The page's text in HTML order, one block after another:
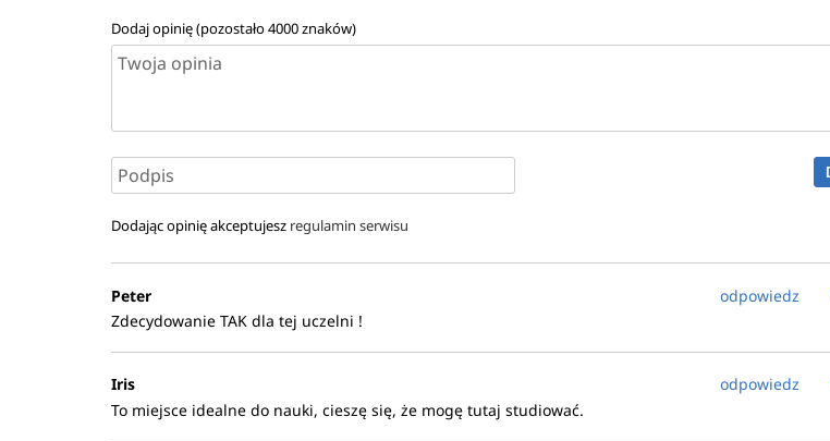
Dodaj opinię (pozostało4000znaków)
Dodając opinię akceptujesz regulamin serwisu
Peter
odpowiedz
Zdecydowanie TAK dla tej uczelni !
Iris
odpowiedz
To miejsce idealne do nauki, cieszę się, że mogę tutaj studiować.